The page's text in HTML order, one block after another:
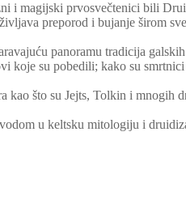
i magijski prvosvečtenici bili
preporod i bujanje širom
panoramu tradicija
koje su pobedili; kako su
što su Jejts, Tolkin i mnogih
u keltsku mitologiju i